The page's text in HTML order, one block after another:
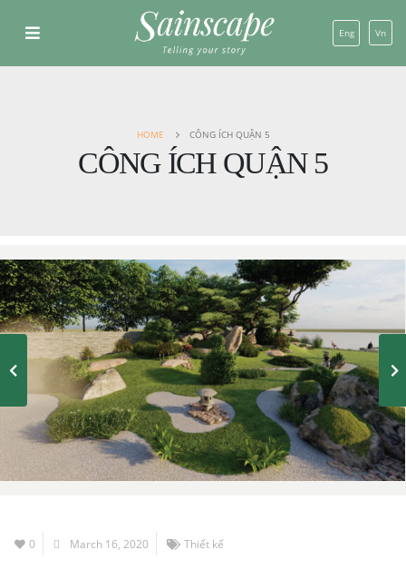
Eng Vn
HOME CÔNG ÍCH QUẬN 5
CÔNG ÍCH QUẬN 5
0 March 16, 2020 Thiết kế